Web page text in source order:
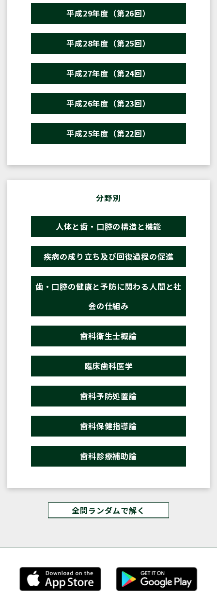
平成29年度（第26回）
平成28年度（第25回）
平成27年度（第24回）
平成26年度（第23回）
平成25年度（第22回）
分野別
人体と歯・口腔の構造と機能
疾病の成り立ち及び回復過程の促進
歯・口腔の健康と予防に関わる人間と社
会の仕組み
歯科衛生士概論
臨床歯科医学
歯科予防処置論
歯科保健指導論
歯科診療補助論
全問ランダムで解く